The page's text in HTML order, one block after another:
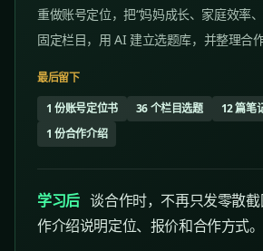
重做账号定位，把“妈妈成长、家庭效率
固定栏目，用 AI 建立选题库，并整理合
最后留下
1 份账号定位书
36 个栏目选题
12 篇笔
1 份合作介绍
学习后 谈合作时，不再只发零散
作介绍说明定位、报价和合作方式。